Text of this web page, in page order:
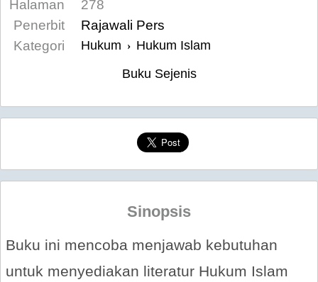
Halaman
278
Penerbit
Rajawali Pers
Kategori
Hukum › Hukum Islam
Buku Sejenis
Sinopsis
Buku ini mencoba menjawab kebutuhan
untuk menyediakan literatur Hukum Islam